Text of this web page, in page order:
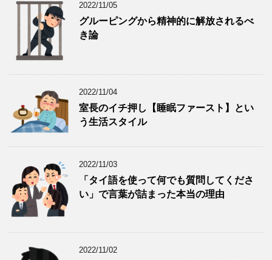
2022/11/05
グルーピングから精神的に解放されるべ
き論
2022/11/04
室長のイチ押し【睡眠ファースト】とい
う生活スタイル
2022/11/03
「タイ語を使って何でも質問してくださ
い」で言葉が詰まった本当の理由
2022/11/02